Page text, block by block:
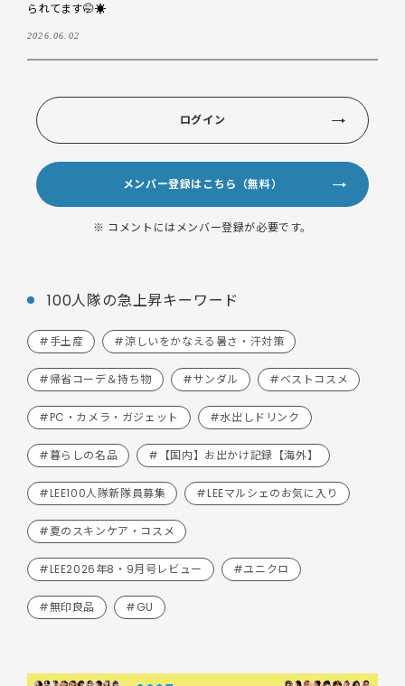
られてます🤭☀️
2026.06.02
ログイン
メンバー登録はこちら（無料）
※ コメントにはメンバー登録が必要です。
100人隊の急上昇キーワード
#手土産 #涼しいをかなえる暑さ・汗対策
#帰省コーデ＆持ち物 #サンダル #ベストコスメ
#PC・カメラ・ガジェット #水出しドリンク
#暮らしの名品 #【国内】お出かけ記録【海外】
#LEE100人隊新隊員募集 #LEEマルシェのお気に入り
#夏のスキンケア・コスメ
#LEE2026年8・9月号レビュー #ユニクロ
#無印良品 #GU